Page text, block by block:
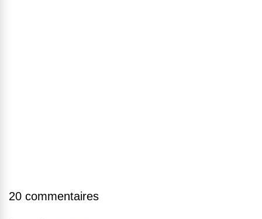
20 commentaires